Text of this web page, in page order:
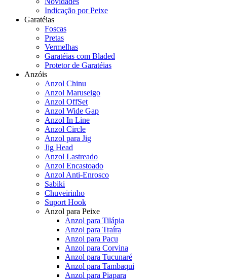
Indicação por Peixe
Garatéias
Foscas
Pretas
Vermelhas
Garatéias com Bladed
Protetor de Garatéias
Anzóis
Anzol Chinu
Anzol Maruseigo
Anzol OffSet
Anzol Wide Gap
Anzol In Line
Anzol Circle
Anzol para Jig
Jig Head
Anzol Lastreado
Anzol Encastoado
Anzol Anti-Enrosco
Sabiki
Chuveirinho
Suport Hook
Anzol para Peixe
Anzol para Tilápia
Anzol para Traíra
Anzol para Pacu
Anzol para Corvina
Anzol para Tucunaré
Anzol para Tambaqui
Anzol para Piapara